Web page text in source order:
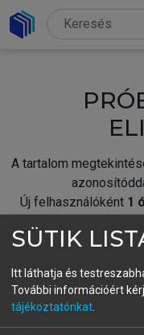
A tartalom
Új felhasználóként 1
fiókoddal,
A regisztráció után a
SÜTIK
Itt láthatja és
További információért
tájékoztatónkat